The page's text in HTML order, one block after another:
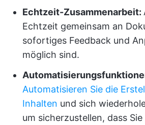
Echtzeit-Zusammenarbeit:
Echtzeit gemeinsam an
sofortiges Feedback und
möglich sind.
Automatisieren Sie die
Inhalten und sich
um sicherzustellen, dass